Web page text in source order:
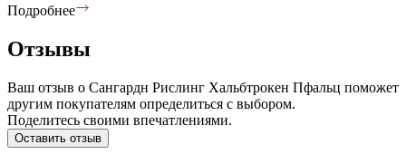
Подробнее
Отзывы
Ваш отзыв о Сангардн Рислинг Хальбтрокен Пфальц поможет
другим покупателям определиться с выбором.
Поделитесь своими впечатлениями.
Оставить отзыв